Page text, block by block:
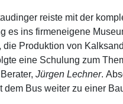
reiste mit der
es ins firmeneigene
die Produktion von
eine Schulung zum
Jürgen Lechner.
dem Bus weiter zu einer